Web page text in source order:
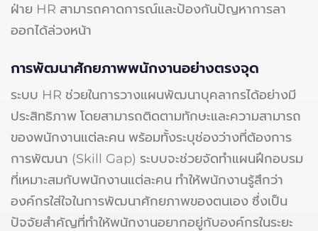
ฝ่าย HR สามารถคาดการณ์และป้องกันปัญหาการลา
ออกได้ล่วงหน้า
การพัฒนาศักยภาพพนักงานอย่างตรงจุด
ระบบ HR ช่วยในการวางแผนพัฒนาบุคลากรได้อย่างมี
ประสิทธิภาพ โดยสามารถติดตามทักษะและความสามารถ
ของพนักงานแต่ละคน พร้อมทั้งระบุช่องว่างที่ต้องการ
การพัฒนา (Skill Gap) ระบบจะช่วยจัดทำแผนฝึกอบรม
ที่เหมาะสมกับพนักงานแต่ละคน ทำให้พนักงานรู้สึกว่า
องค์กรใส่ใจในการพัฒนาศักยภาพของตนเอง ซึ่งเป็น
ปัจจัยสำคัญที่ทำให้พนักงานอยากอยู่กับองค์กรในระยะ